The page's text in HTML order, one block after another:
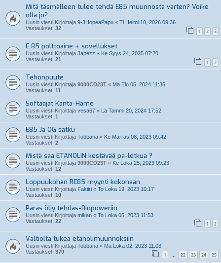
Mitä täsmälleen tulee tehdä E85 muunnosta varten? Voiko
olla jo?
Uusin viesti Kirjoittaja 9-3HopeaPapu « Ti Helmi 10, 2026 09:36
Vastaukset: 32 1 2 3
E 85 polttoaine + sovellukset
Uusin viesti Kirjoittaja Japezz « Ke Syys 24, 2025 07:20
Vastaukset: 21 1 2
Tehonpuute
Uusin viesti Kirjoittaja 9000CD23T « Ma Elo 05, 2024 11:35
Vastaukset: 11
Softaajat Kanta-Häme
Uusin viesti Kirjoittaja vesa67 « La Tammi 20, 2024 17:52
Vastaukset: 1
E85 Ja OG satku
Uusin viesti Kirjoittaja Tobbana « Ke Marras 08, 2023 09:42
Vastaukset: 2
Mistä saa ETANOLIN kestävää pa-letkua ?
Uusin viesti Kirjoittaja 9000CD23T « Ke Loka 25, 2023 09:23
Vastaukset: 12
Loppuukohan RE85 myynti kokonaan
Uusin viesti Kirjoittaja Fakiiri « To Loka 19, 2023 10:17
Vastaukset: 10
Paras öljy tehdas-Biopoweriin
Uusin viesti Kirjoittaja mikan « To Loka 05, 2023 11:53
Vastaukset: 22 1 2
Valtiolta tukea etanolimuunnoksiin
Uusin viesti Kirjoittaja Tobbana « Ma Loka 02, 2023 11:03
Vastaukset: 370 1 … 22 23 24 25